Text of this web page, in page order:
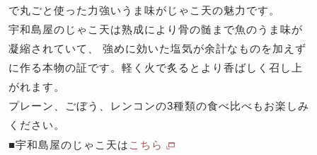
で丸ごと使った力強いうま味がじゃこ天の魅力です。
宇和島屋のじゃこ天は熟成により骨の髄まで魚のうま味が
凝縮されていて、 強めに効いた塩気が余計なものを加えず
に作る本物の証です。軽く火で炙るとより香ばしく召し上
がれます。
プレーン、ごぼう、レンコンの3種類の食べ比べもお楽しみ
ください。
■宇和島屋のじゃこ天は こちら